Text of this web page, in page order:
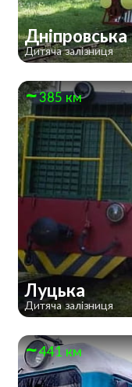
Дніпровська
Дитяча залізниця
385 км
Луцька
Дитяча залізниця
441 км